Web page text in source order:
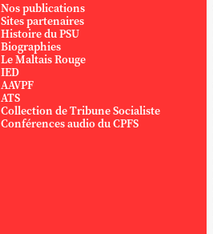
Nos publications
Sites partenaires
Histoire du PSU
Biographies
Le Maltais Rouge
IED
AAVPF
ATS
Collection de Tribune Socialiste
Conférences audio du CPFS